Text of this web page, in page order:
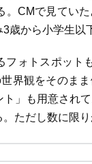
。CMで見てい
歳から小学生以
フォトスポット
界観をそのま
」も用意され
ただし数に限